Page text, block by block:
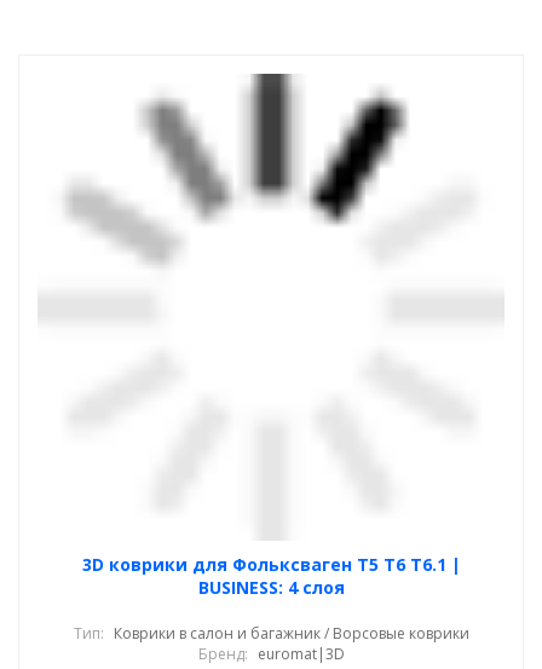
3D коврики для Фольксваген Т5 Т6 Т6.1 |
BUSINESS: 4 слоя
Тип: Коврики в салон и багажник / Ворсовые коврики
Бренд: euromat|3D